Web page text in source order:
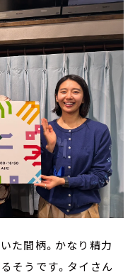
た間柄。かなり精力
そうです。タイさん